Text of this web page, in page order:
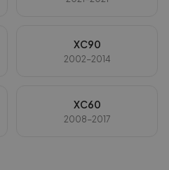
XC90
2002-2014
XC60
2008-2017